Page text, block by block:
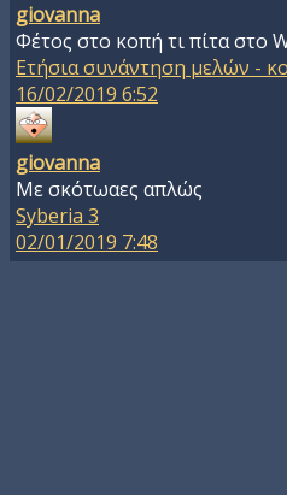
giovanna
Φέτος στο κοπή τι πίτα στο
Ετήσια συνάντηση μελών -
16/02/2019 6:52
giovanna
Με σκότωαες απλώς
Syberia 3
02/01/2019 7:48